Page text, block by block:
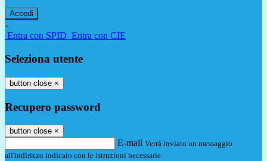
-
Entra con SPID Entra con CIE
Seleziona utente
button close ×
Recupero password
button close ×
E-mail Verrà inviato un messaggio
all'indirizzo indicato con le istruzioni necessarie.